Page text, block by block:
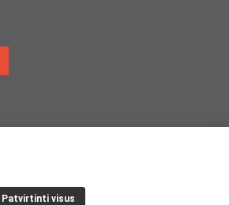
Patvirtinti visus